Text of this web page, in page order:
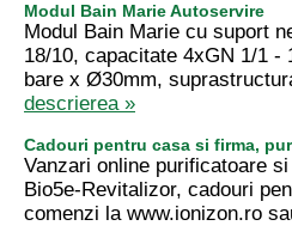
Modul Bain Marie Autoservire
Modul Bain Marie cu suport
18/10, capacitate 4xGN 1/1 -
bare x Ø30mm,
descrierea »
Cadouri pentru casa si firma,
Vanzari online purificatoare
Bio5e-Revitalizor, cadouri
comenzi la www.ionizon.ro